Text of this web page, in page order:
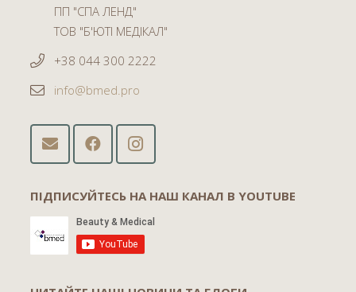
ПП "СПА ЛЕНД"
ТОВ "Б'ЮТІ МЕДІКАЛ"
+38 044 300 2222
info@bmed.pro
ПІДПИСУЙТЕСЬ НА НАШ КАНАЛ В YOUTUBE